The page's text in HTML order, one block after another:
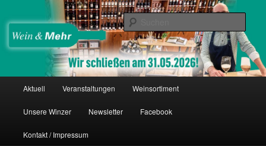
Inhalt
wechseln
sekundären
Inhalt
wechselnWein & Mehr
Thomas Nies
Aktuell Veranstaltungen Weinsortiment
Unsere Winzer Newsletter Facebook
Kontakt / Impressum